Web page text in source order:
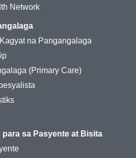
Network
na Pangangalaga
(Primary Care)
para sa Pasyente at Bisita